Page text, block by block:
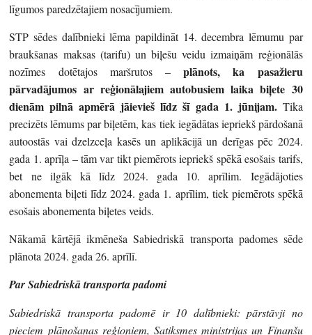
līgumos paredzētajiem nosacījumiem.
STP sēdes dalībnieki lēma papildināt 14. decembra lēmumu par
braukšanas maksas (tarifu) un biļešu veidu izmaiņām reģionālās
nozīmes dotētajos maršrutos –plānots, ka pasažieru
pārvadājumos ar reģionālajiem autobusiem laika biļete 30
dienām pilnā apmērā jāievieš līdz šī gada 1. jūnijam.Tika
precizēts lēmums par biļetēm, kas tiek iegādātas iepriekš pārdošanā
autoostās vai dzelzceļa kasēs un aplikācijā un derīgas pēc 2024.
gada 1. aprīļa – tām var tikt piemērots iepriekš spēkā esošais tarifs,
bet ne ilgāk kā līdz 2024. gada 10. aprīlim. Iegādājoties
abonementa biļeti līdz 2024. gada 1. aprīlim, tiek piemērots spēkā
esošais abonementa biļetes veids.
Nākamā kārtējā ikmēneša Sabiedriskā transporta padomes sēde
plānota 2024. gada 26. aprīlī.
Par Sabiedriskā transporta padomi
Sabiedriskā transporta padomē ir 10 dalībnieki: pārstāvji no
pieciem plānošanas reģioniem, Satiksmes ministrijas un Finanšu